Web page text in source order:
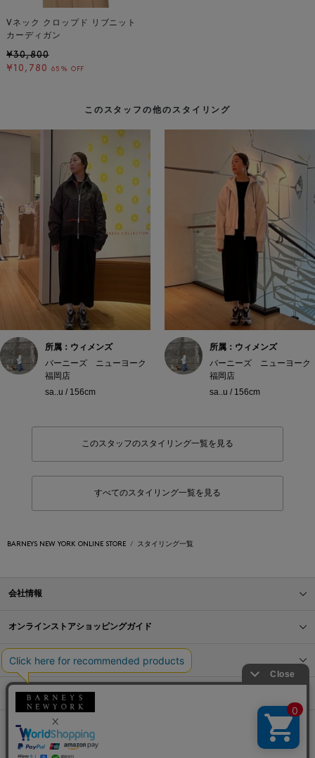
Vネック クロップド リブニット
カーディガン
¥30,800
¥10,780
65% OFF
このスタッフの他のスタイリング
所属：ウィメンズ
バーニーズ ニューヨーク
福岡店
sa..u / 156cm
所属：ウィメンズ
バーニーズ ニューヨーク
福岡店
sa..u / 156cm
このスタッフのスタイリング一覧を見る
すべてのスタイリング一覧を見る
BARNEYS NEW YORK ONLINE STORE スタイリング一覧
会社情報
オンラインストアショッピングガイド
店舗情報
サービス